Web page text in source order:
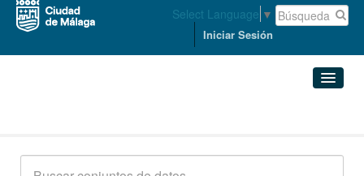
Select Language ▼
Iniciar Sesión